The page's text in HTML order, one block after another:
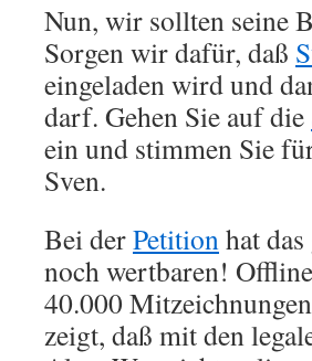
Nun, wir sollten seine
Sorgen wir dafür, daß
eingeladen wird und
darf. Gehen Sie auf die
ein und stimmen Sie
Sven.
Bei derPetitionhat
noch wertbaren!
40.000
zeigt, daß mit den